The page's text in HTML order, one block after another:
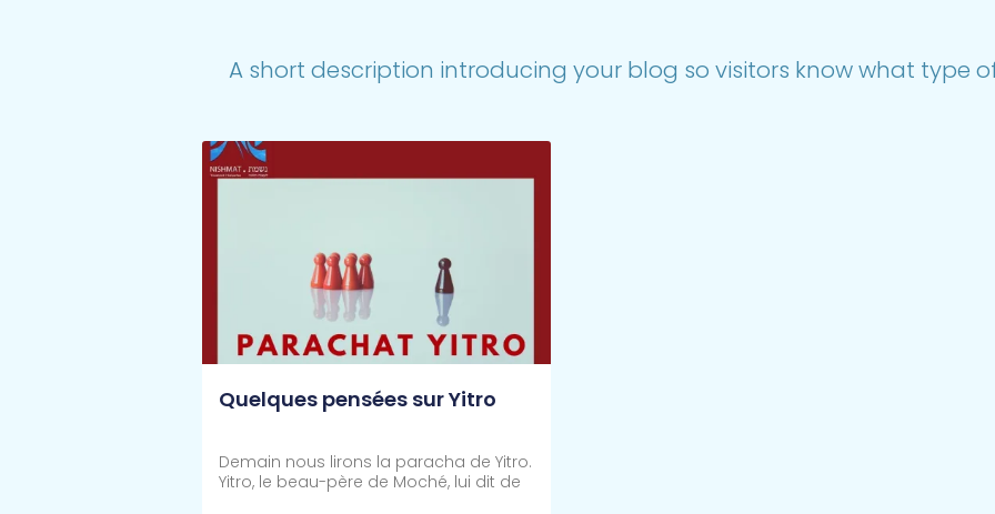
A short description introducing your blog so visitors know what type
Quelques pensées sur Yitro
Demain nous lirons la paracha de Yitro.
Yitro, le beau-père de Moché, lui dit de